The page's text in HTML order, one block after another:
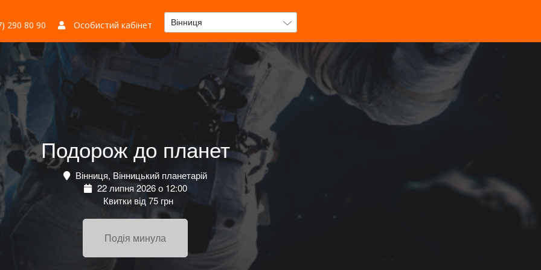
290 80 90 Особистий кабінет Вінниця
Подорож до планет
Вінниця, Вінницький планетарій
22 липня 2026 о 12:00
Квитки від 75 грн
Подія минула